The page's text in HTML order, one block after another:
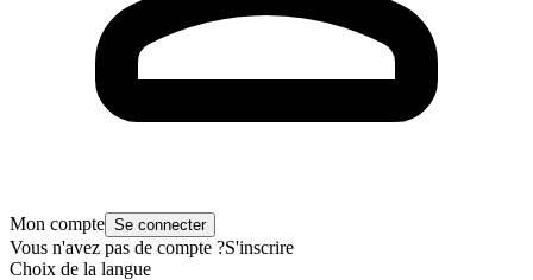
Mon compte Se connecter
Vous n'avez pas de compte ?S'inscrire
Choix de la langue